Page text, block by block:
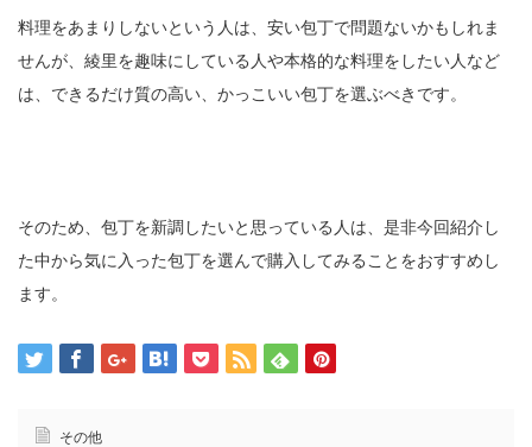
料理をあまりしないという人は、安い包丁で問題ないかもしれま
せんが、綾里を趣味にしている人や本格的な料理をしたい人など
は、できるだけ質の高い、かっこいい包丁を選ぶべきです。
そのため、包丁を新調したいと思っている人は、是非今回紹介し
た中から気に入った包丁を選んで購入してみることをおすすめし
ます。
その他